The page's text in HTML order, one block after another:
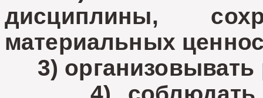
дисциплины,
материальных
3) организовывать